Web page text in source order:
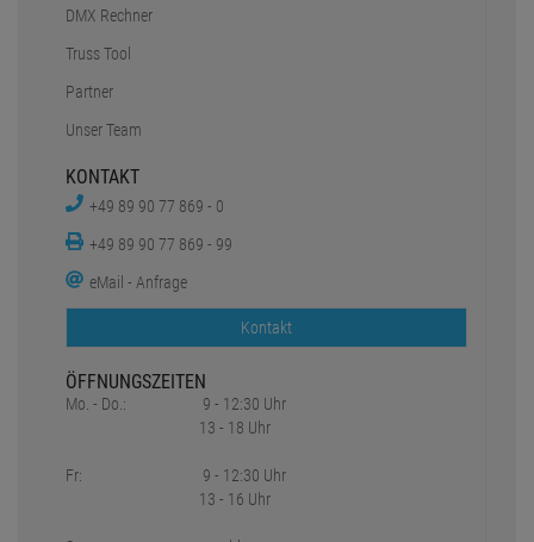
DMX Rechner
Truss Tool
Partner
Unser Team
KONTAKT
+49 89 90 77 869 - 0
+49 89 90 77 869 - 99
eMail - Anfrage
Kontakt
ÖFFNUNGSZEITEN
Mo. - Do.:
Fr:
9 - 12:30 Uhr
13 - 18 Uhr
9 - 12:30 Uhr
13 - 16 Uhr